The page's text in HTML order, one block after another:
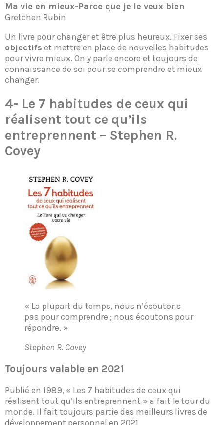
Ma vie en mieux-Parce que je le veux bien
Gretchen Rubin
Un livre pour changer et être plus heureux. Fixer ses
objectifs et mettre en place de nouvelles habitudes
pour vivre mieux. On y parle encore et toujours de
connaissance de soi pour se comprendre et mieux
changer.
4- Le 7 habitudes de ceux qui
réalisent tout ce qu’ils
entreprennent – Stephen R.
Covey
« La plupart du temps, nous n’écoutons
pas pour comprendre ; nous écoutons pour
répondre. »
Stephen R. Covey
Toujours valable en 2021
Publié en 1989, « Les 7 habitudes de ceux qui
réalisent tout qu’ils entreprennent » a fait le tour du
monde. Il fait toujours partie des meilleurs livres de
développement personnel en 2021.